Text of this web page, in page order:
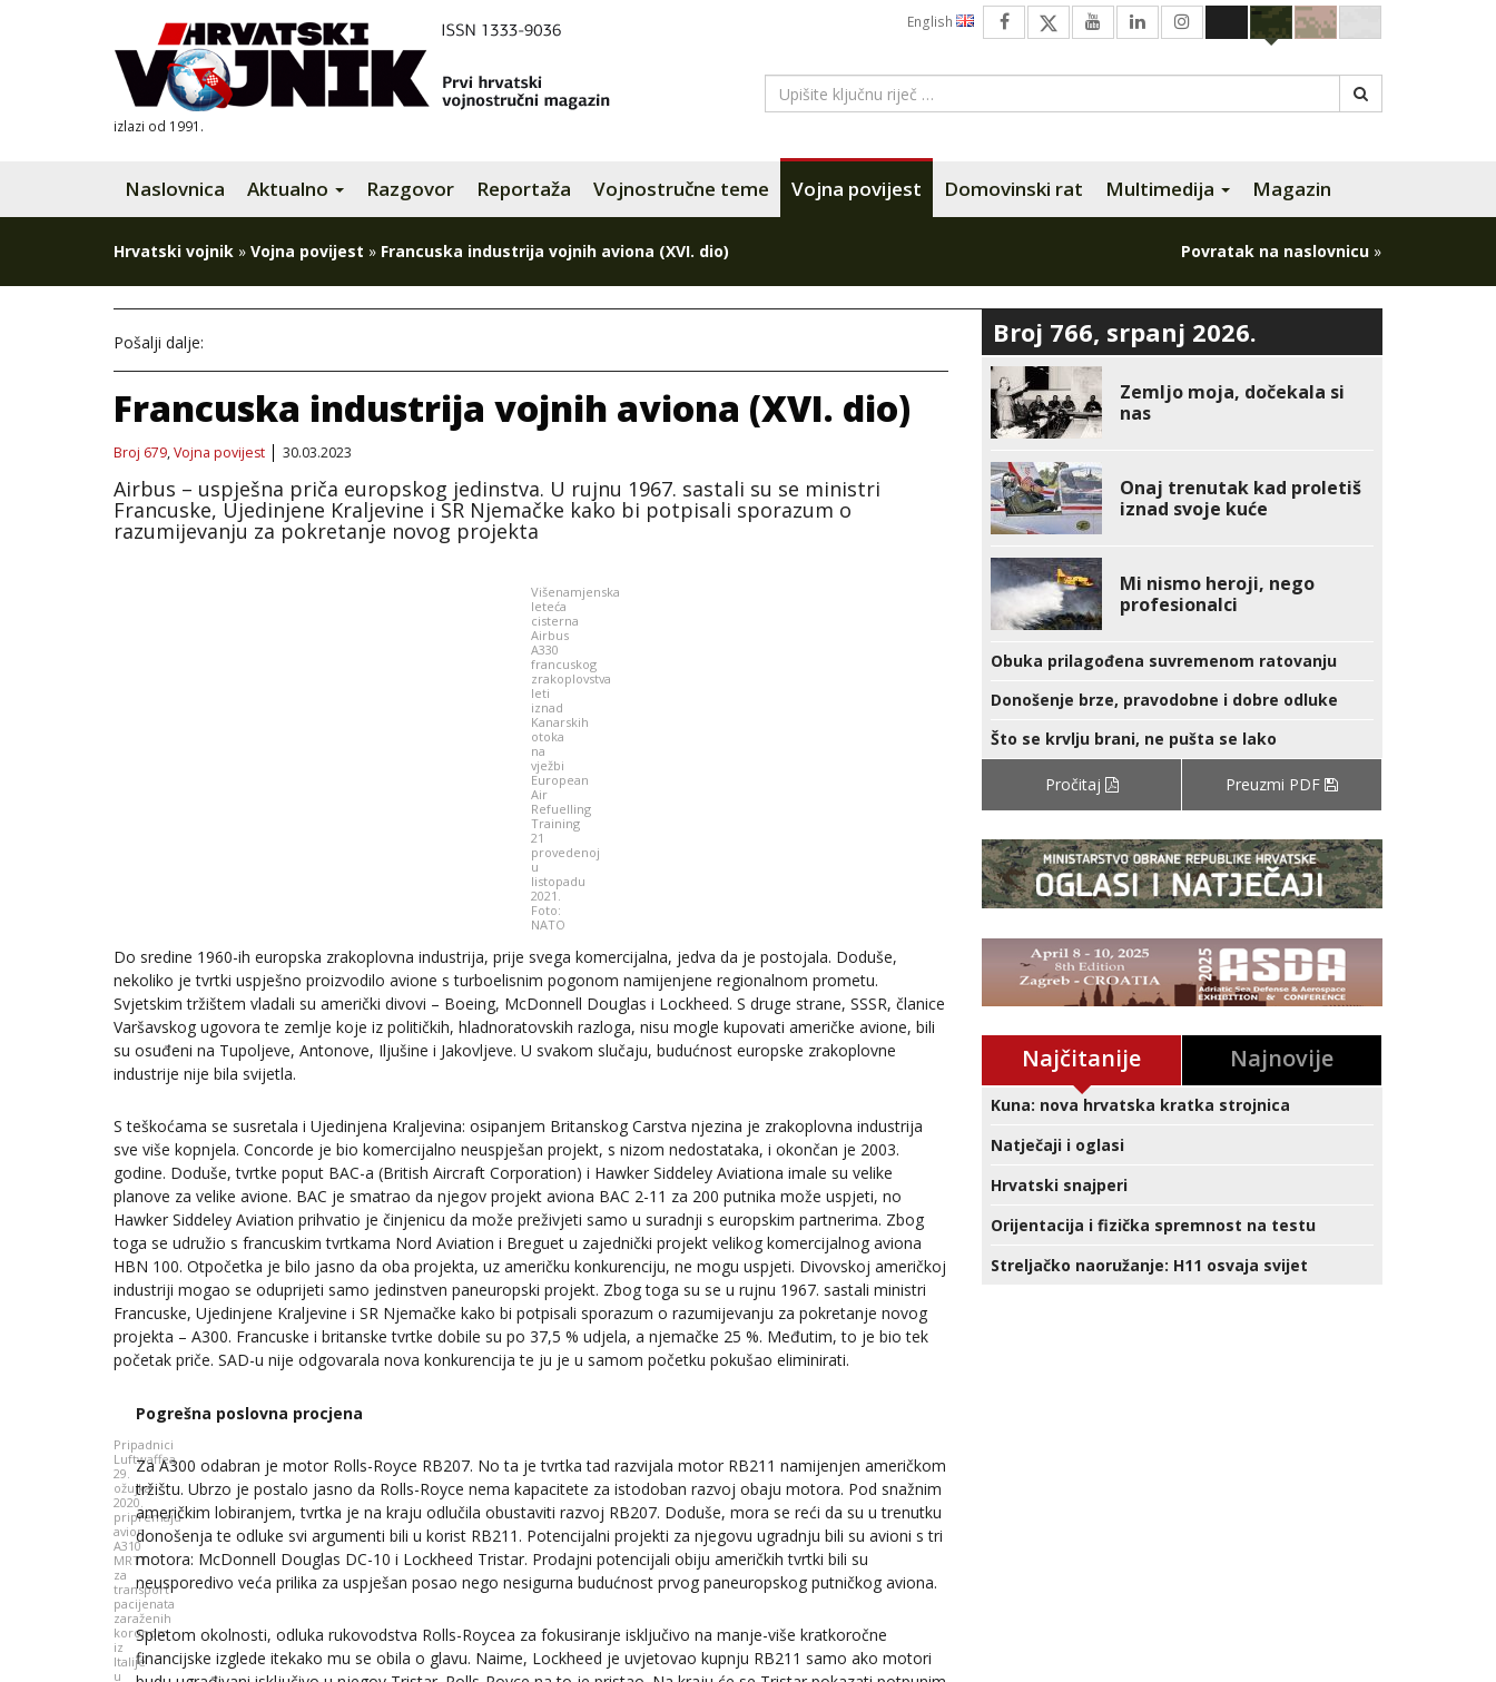
izlazi od 1991.
English
Naslovnica Aktualno Razgovor Reportaža Vojnostručne teme Vojna povijest Domovinski rat Multimedija Magazin
Hrvatski vojnik » Vojna povijest » Francuska industrija vojnih aviona (XVI. dio) Povratak na naslovnicu »
Pošalji dalje:
Francuska industrija vojnih aviona (XVI. dio)
Broj 679,Vojna povijest 30.03.2023
Airbus – uspješna priča europskog jedinstva. U rujnu 1967. sastali su se ministri
Francuske, Ujedinjene Kraljevine i SR Njemačke kako bi potpisali sporazum o
razumijevanju za pokretanje novog projekta
Višenamjenska
leteća
cisterna
Airbus
A330
francuskog
zrakoplovstva
leti
iznad
Kanarskih
otoka
na
vježbi
European
Air
Refuelling
Training
21
provedenoj
u
listopadu
2021.
Foto:
NATO
Do sredine 1960-ih europska zrakoplovna industrija, prije svega komercijalna, jedva da je postojala. Doduše,
nekoliko je tvrtki uspješno proizvodilo avione s turboelisnim pogonom namijenjene regionalnom prometu.
Svjetskim tržištem vladali su američki divovi – Boeing, McDonnell Douglas i Lockheed. S druge strane, SSSR, članice
Varšavskog ugovora te zemlje koje iz političkih, hladnoratovskih razloga, nisu mogle kupovati američke avione, bili
su osuđeni na Tupoljeve, Antonove, Iljušine i Jakovljeve. U svakom slučaju, budućnost europske zrakoplovne
industrije nije bila svijetla.
S teškoćama se susretala i Ujedinjena Kraljevina: osipanjem Britanskog Carstva njezina je zrakoplovna industrija
sve više kopnjela. Concorde je bio komercijalno neuspješan projekt, s nizom nedostataka, i okončan je 2003.
godine. Doduše, tvrtke poput BAC-a (British Aircraft Corporation) i Hawker Siddeley Aviationa imale su velike
planove za velike avione. BAC je smatrao da njegov projekt aviona BAC 2-11 za 200 putnika može uspjeti, no
Hawker Siddeley Aviation prihvatio je činjenicu da može preživjeti samo u suradnji s europskim partnerima. Zbog
toga se udružio s francuskim tvrtkama Nord Aviation i Breguet u zajednički projekt velikog komercijalnog aviona
HBN 100. Otpočetka je bilo jasno da oba projekta, uz američku konkurenciju, ne mogu uspjeti. Divovskoj američkoj
industriji mogao se oduprijeti samo jedinstven paneuropski projekt. Zbog toga su se u rujnu 1967. sastali ministri
Francuske, Ujedinjene Kraljevine i SR Njemačke kako bi potpisali sporazum o razumijevanju za pokretanje novog
projekta – A300. Francuske i britanske tvrtke dobile su po 37,5 % udjela, a njemačke 25 %. Međutim, to je bio tek
početak priče. SAD-u nije odgovarala nova konkurencija te ju je u samom početku pokušao eliminirati.
Pripadnici
Luftwaffea
29.
ožujka
2020.
pripremaju
avion
A310
MRTT
za
transport
pacijenata
zaraženih
koronom
iz
Italije
u
Pogrešna poslovna procjena
Za A300 odabran je motor Rolls-Royce RB207. No ta je tvrtka tad razvijala motor RB211 namijenjen američkom
tržištu. Ubrzo je postalo jasno da Rolls-Royce nema kapacitete za istodoban razvoj obaju motora. Pod snažnim
američkim lobiranjem, tvrtka je na kraju odlučila obustaviti razvoj RB207. Doduše, mora se reći da su u trenutku
donošenja te odluke svi argumenti bili u korist RB211. Potencijalni projekti za njegovu ugradnju bili su avioni s tri
motora: McDonnell Douglas DC-10 i Lockheed Tristar. Prodajni potencijali obiju američkih tvrtki bili su
neusporedivo veća prilika za uspješan posao nego nesigurna budućnost prvog paneuropskog putničkog aviona.
Spletom okolnosti, odluka rukovodstva Rolls-Roycea za fokusiranje isključivo na manje-više kratkoročne
financijske izglede itekako mu se obila o glavu. Naime, Lockheed je uvjetovao kupnju RB211 samo ako motori
Broj 766, srpanj 2026.
Zemljo moja, dočekala si
nas
Onaj trenutak kad proletiš
iznad svoje kuće
Mi nismo heroji, nego
profesionalci
Obuka prilagođena suvremenom ratovanju
Donošenje brze, pravodobne i dobre odluke
Što se krvlju brani, ne pušta se lako
Pročitaj Preuzmi PDF
Najčitanije Najnovije
Kuna: nova hrvatska kratka strojnica
Natječaji i oglasi
Hrvatski snajperi
Orijentacija i fizička spremnost na testu
Streljačko naoružanje: H11 osvaja svijet